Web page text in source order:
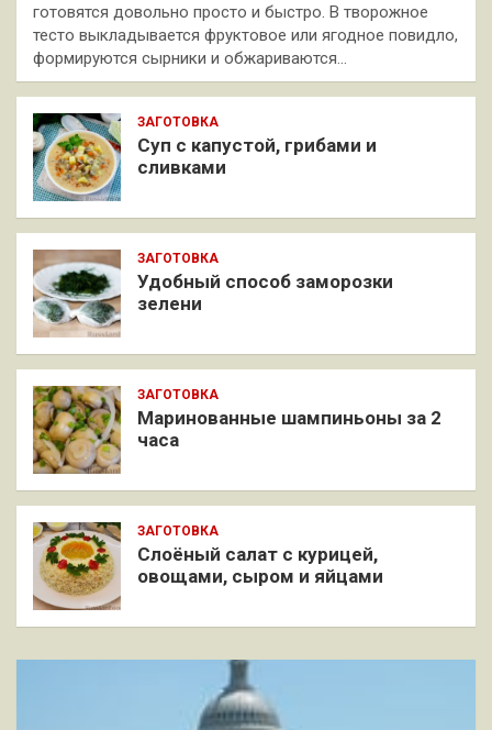
готовятся довольно просто и быстро. В творожное
тесто выкладывается фруктовое или ягодное повидло,
формируются сырники и обжариваются…
ЗАГОТОВКА
Суп с капустой, грибами и
сливками
ЗАГОТОВКА
Удобный способ заморозки
зелени
ЗАГОТОВКА
Маринованные шампиньоны за 2
часа
ЗАГОТОВКА
Слоёный салат с курицей,
овощами, сыром и яйцами